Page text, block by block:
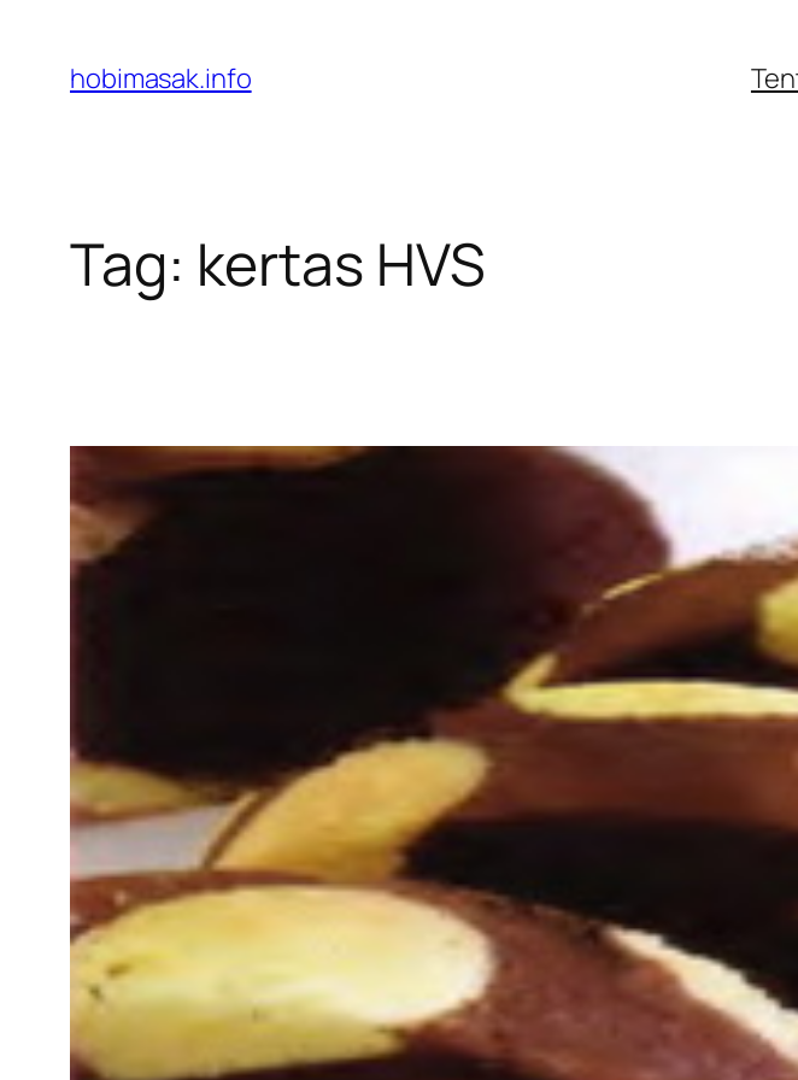
content
hobimasak.info
Tag: kertas HVS